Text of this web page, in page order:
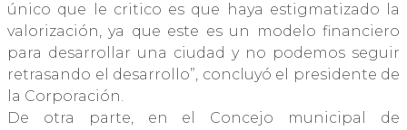
único que le critico es que haya estigmatizado la
valorización, ya que este es un modelo financiero
para desarrollar una ciudad y no podemos seguir
retrasando el desarrollo”, concluyó el presidente de
la Corporación.
De otra parte, en el Concejo municipal de